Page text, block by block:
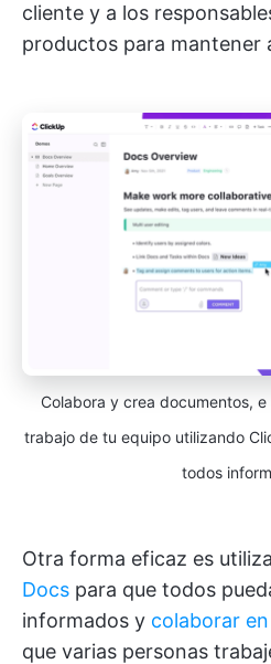
cliente y a los
productos para mantener
Colabora y crea documentos,
trabajo de tu equipo utilizando
todos
Otra forma eficaz es
Docs para que todos
informados y colaborar
que varias personas